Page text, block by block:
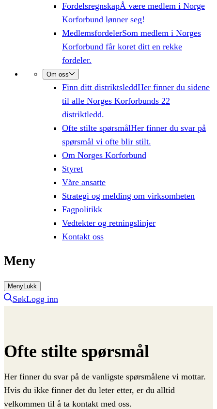
FordelsregnskapÅ være medlem i Norge
Korforbund lønner seg!
MedlemsfordelerSom medlem i Norges
Korforbund får koret ditt en rekke
fordeler.
Om oss
Finn ditt distriktsleddHer finner du sidene
til alle Norges Korforbunds 22
distriktledd.
Ofte stilte spørsmålHer finner du svar på
spørsmål vi ofte blir stilt.
Om Norges Korforbund
Styret
Våre ansatte
Strategi og melding om virksomheten
Fagpolitikk
Vedtekter og retningslinjer
Kontakt oss
Meny
MenyLukk
SøkLogg inn
Ofte stilte spørsmål
Her finner du svar på de vanligste spørsmålene vi mottar.
Hvis du ikke finner det du leter etter, er du alltid
velkommen til å ta kontakt med oss.